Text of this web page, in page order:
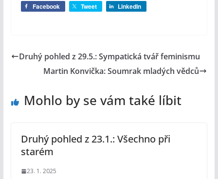
Facebook Tweet LinkedIn
Druhý pohled z 29.5.: Sympatická tvář feminismu
Martin Konvička: Soumrak mladých vědců
Mohlo by se vám také líbit
Druhý pohled z 23.1.: Všechno při
starém
23. 1. 2025